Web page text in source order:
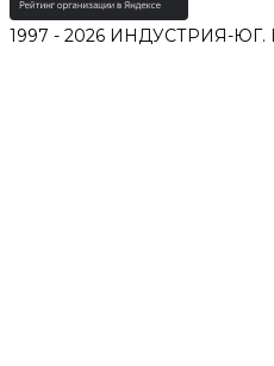
1997 - 2026 ИНДУСТРИЯ-ЮГ.